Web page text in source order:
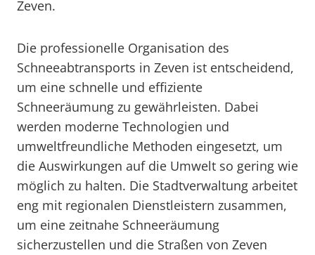
Zeven.
Die professionelle Organisation des
Schneeabtransports in Zeven ist entscheidend,
um eine schnelle und effiziente
Schneeräumung zu gewährleisten. Dabei
werden moderne Technologien und
umweltfreundliche Methoden eingesetzt, um
die Auswirkungen auf die Umwelt so gering wie
möglich zu halten. Die Stadtverwaltung arbeitet
eng mit regionalen Dienstleistern zusammen,
um eine zeitnahe Schneeräumung
sicherzustellen und die Straßen von Zeven